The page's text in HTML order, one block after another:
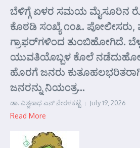
ಬೆಳಿಗ್ಗೆ ಏಳರ ಸಮಯ ಮೈಸೂರಿನ
ಕೊಠಡಿ ಸಂಖ್ಯೆ ೧೦೩. ಪೋಲೀಸರು,
ಗ್ರಾಫರ್‌ಗಳಿಂದ ತುಂಬಿಹೋಗಿದೆ.
ಯುವತಿಯೊಬ್ಬಳ ಕೊಲೆ
ಹೊರಗೆ ಜನರು ಕುತೂಹಲಭರಿತರಾಗಿ
ಜನರನ್ನು ನಿಯಂತ್ರ...
ಡಾ. ವಿಶ್ವನಾಥ ಎನ್ ನೇರಳಕಟ್ಟೆ July 19, 2026
Read More